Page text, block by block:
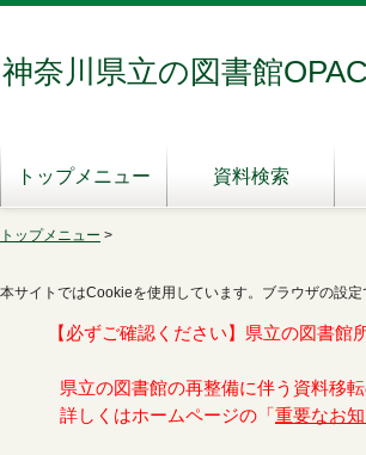
神奈川県立の図書館OPAC
トップメニュー 資料検索
トップメニュー >
本サイトではCookieを使用しています。ブラウザの設
【必ずご確認ください】県立の図書館
県立の図書館の再整備に伴う資料移
詳しくはホームページの「 重要なお